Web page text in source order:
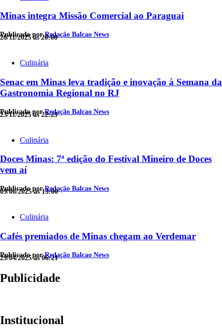
Minas integra Missão Comercial ao Paraguai
Publicado porRedação Balcao News
26/11/2025 às 20:00
Culinária
Senac em Minas leva tradição e inovação à Semana da
Gastronomia Regional no RJ
Publicado porRedação Balcao News
23/11/2025 às 22:23
Culinária
Doces Minas: 7ª edição do Festival Mineiro de Doces
vem aí
Publicado porRedação Balcao News
09/06/2025 às 13:00
Culinária
Cafés premiados de Minas chegam ao Verdemar
Publicado porRedação Balcao News
29/04/2025 às 06:21
Publicidade
Institucional